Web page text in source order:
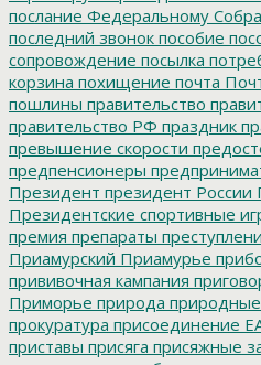
послание Федеральному
последний звонок пособие
сопровождение посылка
корзина похищение почта
пошлины правительство
правительство РФ праздник
превышение скорости
предпенсионеры
Президент президент России
Президентские спортивные
премия препараты
Приамурский Приамурье
прививочная кампания
Приморье природа
прокуратура присоединение
приставы присяга присяжные